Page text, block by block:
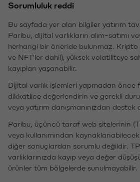
Sorumluluk reddi
Bu sayfada yer alan bilgiler yatırım
Paribu, dijital varlıkların alım-satımı
herhangi bir öneride bulunmaz. Kripto
ve NFT'ler dahil), yüksek volatiliteye
kayıpları yaşanabilir.
Dijital varlık işlemleri yapmadan önce
dikkatlice değerlendirin ve gerekli
veya yatırım danışmanınızdan destek
Paribu, üçüncü taraf web sitelerinin
veya kullanımından
diğer sonuçlardan sorumlu değildir.
varlıklarınızda kayıp veya değer
ürünler tüm bölgelerde sunulmayabilir.